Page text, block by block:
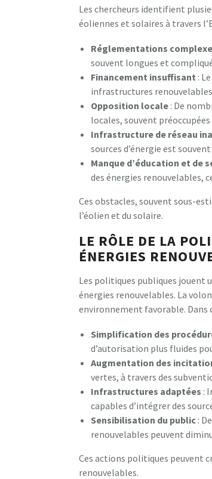
Les chercheurs identifient
éoliennes et solaires à travers
Réglementations
souvent longues et
Financement insuffisant :
infrastructures
Opposition locale : De
locales, souvent
Infrastructure de réseau
sources d’énergie est
Manque d’éducation et de
des énergies renouvelables,
Ces obstacles, souvent sous-
l’éolien et du solaire.
LE RÔLE DE LA
ÉNERGIES
Les politiques publiques jouent
énergies renouvelables. La
environnement favorable. Dans
Simplification des
d’autorisation plus fluides
Augmentation des
vertes, à travers des
Infrastructures adaptées :
capables d’intégrer des
Sensibilisation du public :
renouvelables peuvent
Ces actions politiques peuvent
renouvelables.